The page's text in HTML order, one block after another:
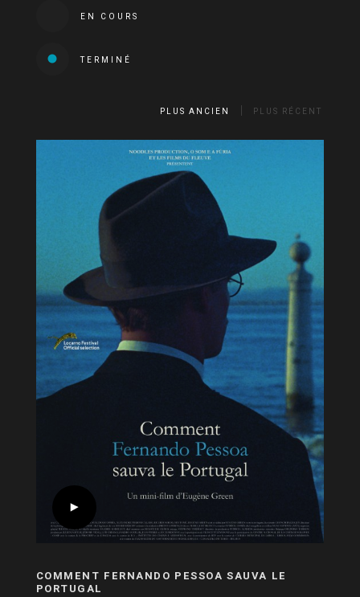
EN COURS
TERMINÉ
PLUS ANCIEN PLUS RÉCENT
COMMENT FERNANDO PESSOA SAUVA LE
PORTUGAL